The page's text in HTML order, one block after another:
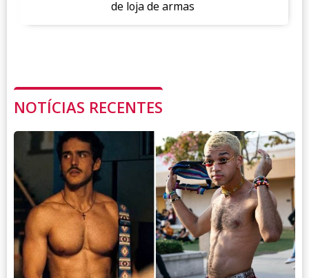
de loja de armas
NOTÍCIAS RECENTES